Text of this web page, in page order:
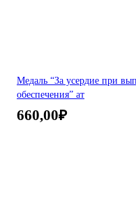
Медаль “За усердие при
обеспечения” ат
660,00₽